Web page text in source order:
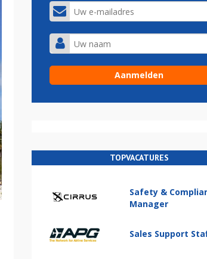
TOPVACATURES
Safety &
Manager
Sales Support